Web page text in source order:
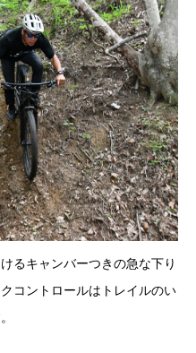
るキャンバーつきの急な下り
コントロールはトレイルのい